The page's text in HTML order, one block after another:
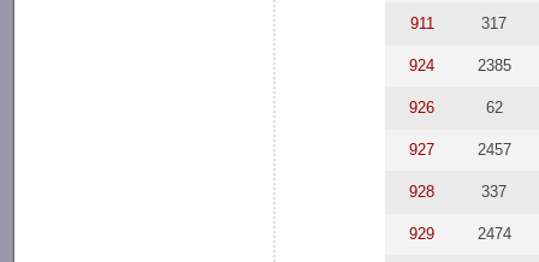
911 317
924 2385
926 62
927 2457
928 337
929 2474